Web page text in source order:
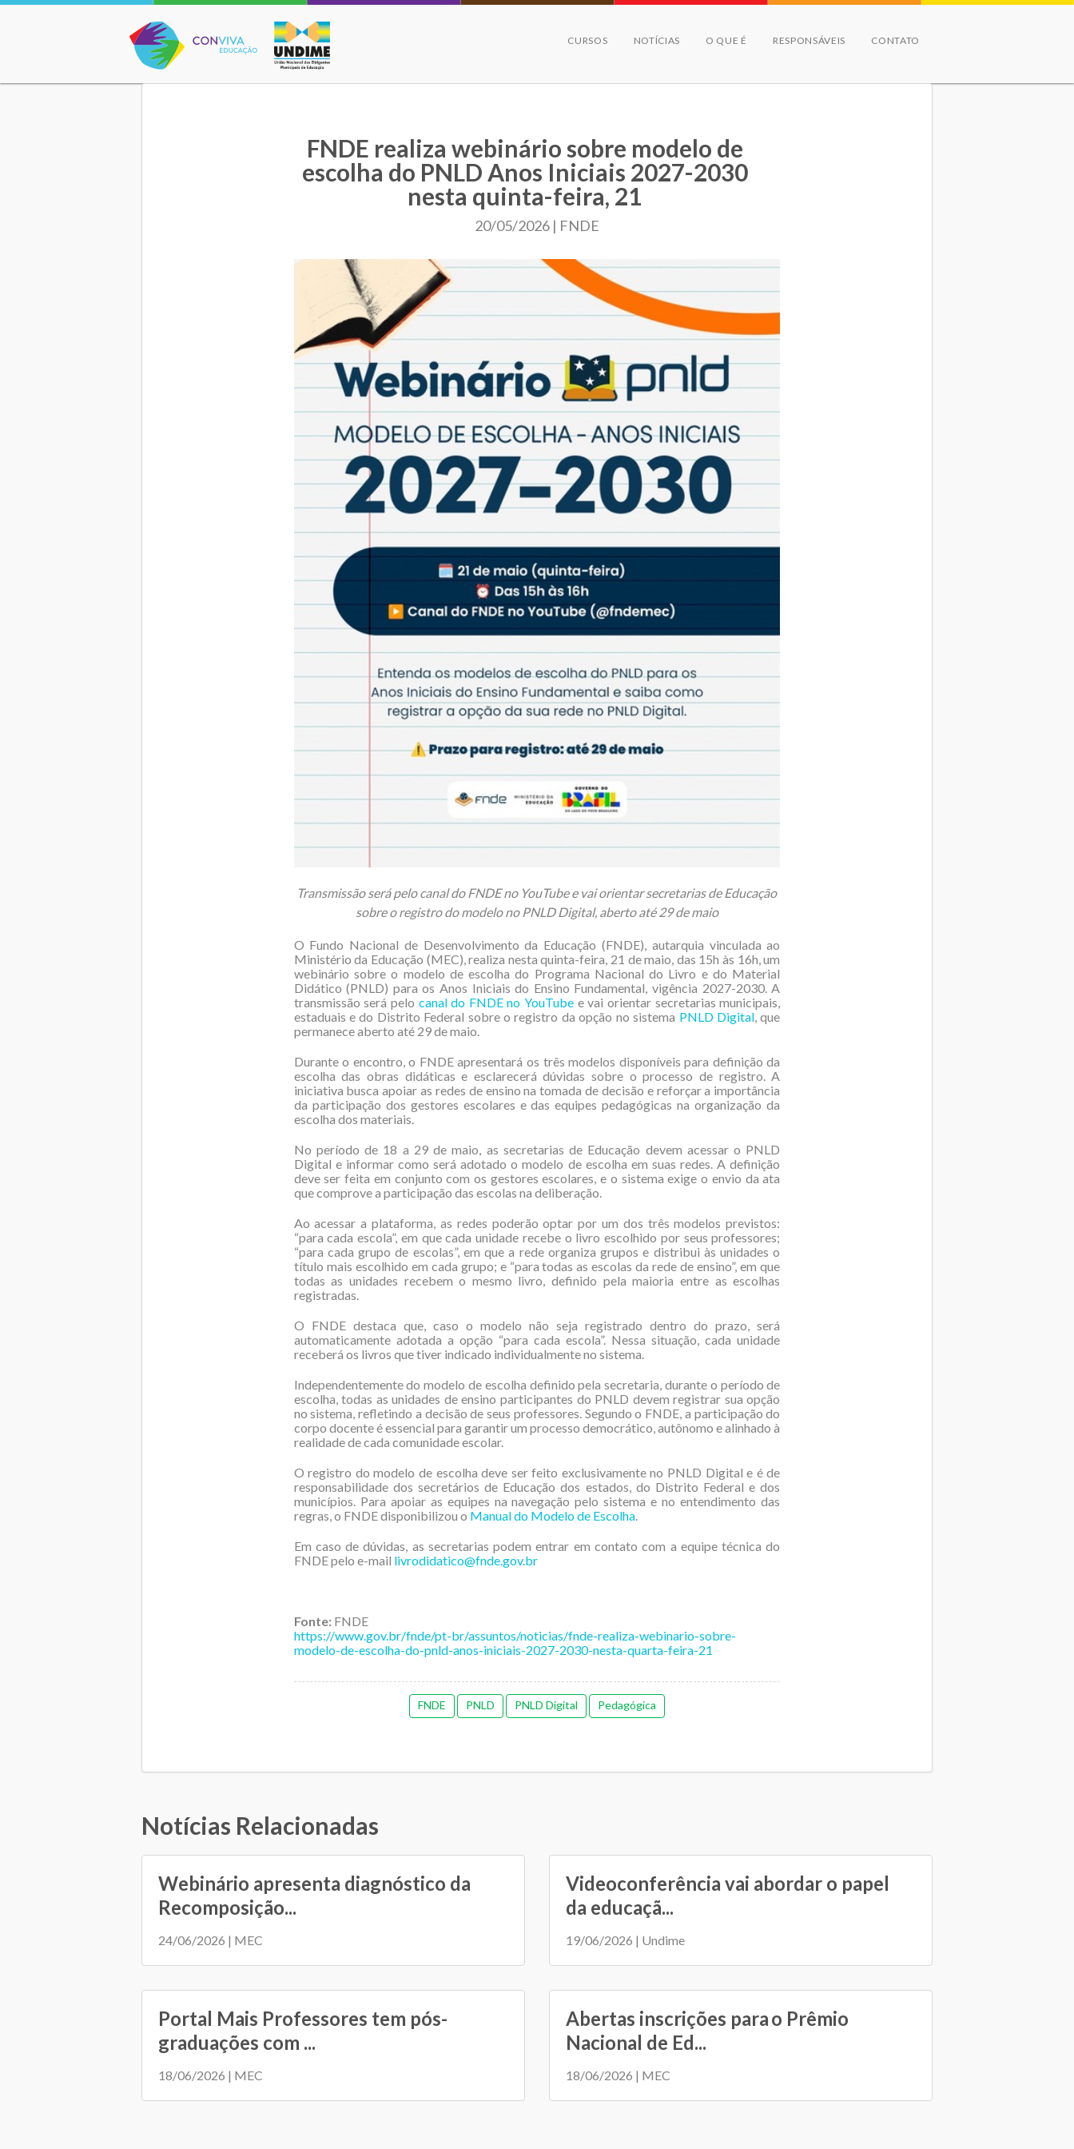
Conviva Educação
CURSOS NOTÍCIAS O QUE É RESPONSÁVEIS CONTATO
FNDE realiza webinário sobre modelo de
escolha do PNLD Anos Iniciais 2027-2030
nesta quinta-feira, 21
20/05/2026 | FNDE
Transmissão será pelo canal do FNDE no YouTube e vai orientar secretarias de Educação
sobre o registro do modelo no PNLD Digital, aberto até 29 de maio
O Fundo Nacional de Desenvolvimento da Educação (FNDE), autarquia vinculada ao
Ministério da Educação (MEC), realiza nesta quinta-feira, 21 de maio, das 15h às 16h, um
webinário sobre o modelo de escolha do Programa Nacional do Livro e do Material
Didático (PNLD) para os Anos Iniciais do Ensino Fundamental, vigência 2027-2030. A
transmissão será pelo canal do FNDE no YouTube e vai orientar secretarias municipais,
estaduais e do Distrito Federal sobre o registro da opção no sistema PNLD Digital, que
permanece aberto até 29 de maio.
Durante o encontro, o FNDE apresentará os três modelos disponíveis para definição da
escolha das obras didáticas e esclarecerá dúvidas sobre o processo de registro. A
iniciativa busca apoiar as redes de ensino na tomada de decisão e reforçar a importância
da participação dos gestores escolares e das equipes pedagógicas na organização da
escolha dos materiais.
No período de 18 a 29 de maio, as secretarias de Educação devem acessar o PNLD
Digital e informar como será adotado o modelo de escolha em suas redes. A definição
deve ser feita em conjunto com os gestores escolares, e o sistema exige o envio da ata
que comprove a participação das escolas na deliberação.
Ao acessar a plataforma, as redes poderão optar por um dos três modelos previstos:
“para cada escola”, em que cada unidade recebe o livro escolhido por seus professores;
“para cada grupo de escolas”, em que a rede organiza grupos e distribui às unidades o
título mais escolhido em cada grupo; e “para todas as escolas da rede de ensino”, em que
todas as unidades recebem o mesmo livro, definido pela maioria entre as escolhas
registradas.
O FNDE destaca que, caso o modelo não seja registrado dentro do prazo, será
automaticamente adotada a opção “para cada escola”. Nessa situação, cada unidade
receberá os livros que tiver indicado individualmente no sistema.
Independentemente do modelo de escolha definido pela secretaria, durante o período de
escolha, todas as unidades de ensino participantes do PNLD devem registrar sua opção
no sistema, refletindo a decisão de seus professores. Segundo o FNDE, a participação do
corpo docente é essencial para garantir um processo democrático, autônomo e alinhado à
realidade de cada comunidade escolar.
O registro do modelo de escolha deve ser feito exclusivamente no PNLD Digital e é de
responsabilidade dos secretários de Educação dos estados, do Distrito Federal e dos
municípios. Para apoiar as equipes na navegação pelo sistema e no entendimento das
regras, o FNDE disponibilizou o Manual do Modelo de Escolha.
Em caso de dúvidas, as secretarias podem entrar em contato com a equipe técnica do
FNDE pelo e-mail livrodidatico@fnde.gov.br
Fonte: FNDE
https://www.gov.br/fnde/pt-br/assuntos/noticias/fnde-realiza-webinario-sobre-
modelo-de-escolha-do-pnld-anos-iniciais-2027-2030-nesta-quarta-feira-21
FNDE PNLD PNLD Digital Pedagógica
Notícias Relacionadas
Webinário apresenta diagnóstico da
Recomposição...
24/06/2026 | MEC
Videoconferência vai abordar o papel
da educaçã...
19/06/2026 | Undime
Portal Mais Professores tem pós-
graduações com ...
18/06/2026 | MEC
Abertas inscrições para o Prêmio
Nacional de Ed...
18/06/2026 | MEC